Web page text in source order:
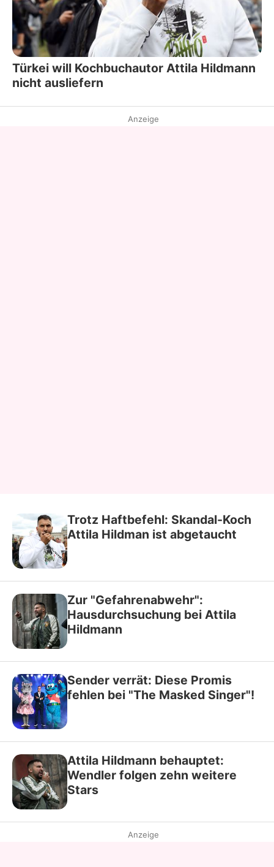
Türkei will Kochbuchautor Attila Hildmann
nicht ausliefern
Anzeige
Trotz Haftbefehl: Skandal-Koch
Attila Hildman ist abgetaucht
Zur "Gefahrenabwehr":
Hausdurchsuchung bei Attila
Hildmann
Sender verrät: Diese Promis
fehlen bei "The Masked Singer"!
Attila Hildmann behauptet:
Wendler folgen zehn weitere
Stars
Anzeige